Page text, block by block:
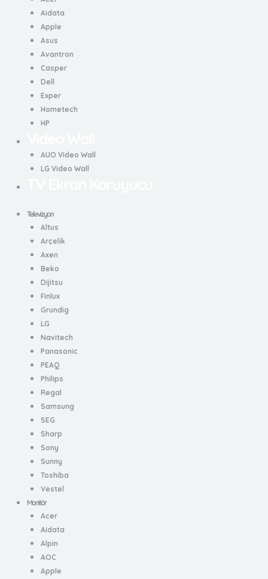
Aidata
Apple
Asus
Avantron
Casper
Dell
Exper
Hometech
HP
AUO Video Wall
LG Video Wall
Televizyon
Altus
Arçelik
Axen
Beko
Dijitsu
Finlux
Grundig
LG
Navitech
Panasonic
PEAQ
Philips
Regal
Samsung
SEG
Sharp
Sony
Sunny
Toshiba
Vestel
Monitör
Acer
Aidata
Alpin
AOC
Apple